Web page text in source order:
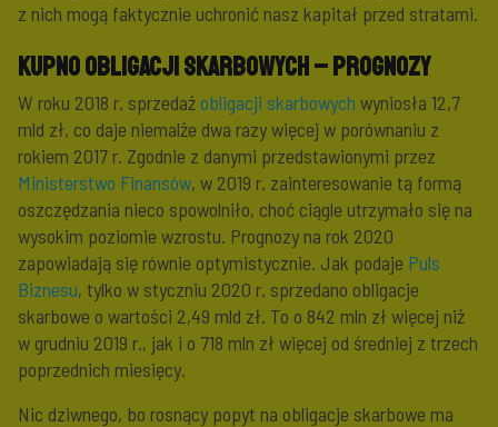
z nich mogą faktycznie uchronić nasz kapitał przed stratami.
Kupno obligacji skarbowych – prognozy
W roku 2018 r. sprzedaż obligacji skarbowych wyniosła 12,7
mld zł, co daje niemalże dwa razy więcej w porównaniu z
rokiem 2017 r. Zgodnie z danymi przedstawionymi przez
Ministerstwo Finansów, w 2019 r. zainteresowanie tą formą
oszczędzania nieco spowolniło, choć ciągle utrzymało się na
wysokim poziomie wzrostu. Prognozy na rok 2020
zapowiadają się równie optymistycznie. Jak podaje Puls
Biznesu, tylko w styczniu 2020 r. sprzedano obligacje
skarbowe o wartości 2,49 mld zł. To o 842 mln zł więcej niż
w grudniu 2019 r., jak i o 718 mln zł więcej od średniej z trzech
poprzednich miesięcy.
Nic dziwnego, bo rosnący popyt na obligacje skarbowe ma